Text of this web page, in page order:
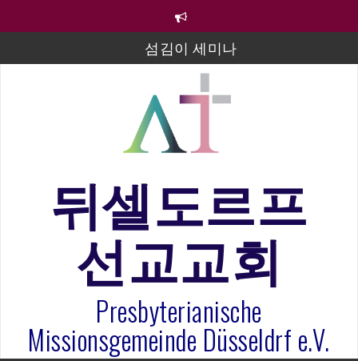
섬김이 세미나
김태희 자매 졸업연주
2023년 어린이 주일 유초등부 발표
라합3 나라 봉헌송
은퇴사-우선화 권사
20260322 주안에 가만히 머물기(요한복음 15:1-17) 손
훈목사
뒤셀도르프
선교교회
Presbyterianische
Missionsgemeinde Düsseldrf e.V.